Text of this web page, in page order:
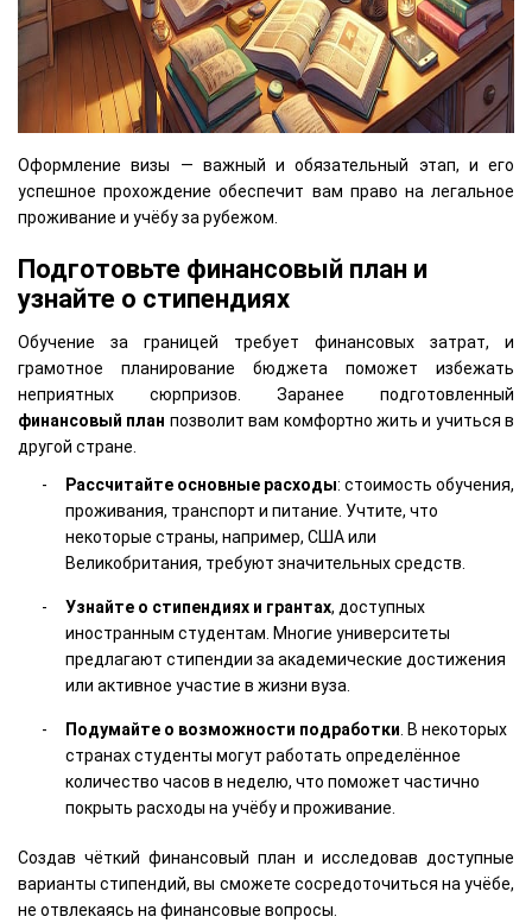
Оформление визы — важный и обязательный этап, и его
успешное прохождение обеспечит вам право на легальное
проживание и учёбу за рубежом.
Подготовьте финансовый план и
узнайте о стипендиях
Обучение за границей требует финансовых затрат, и
грамотное планирование бюджета поможет избежать
неприятных сюрпризов. Заранее подготовленный
финансовый план позволит вам комфортно жить и учиться в
другой стране.
Рассчитайте основные расходы: стоимость обучения,
проживания, транспорт и питание. Учтите, что
некоторые страны, например, США или
Великобритания, требуют значительных средств.
Узнайте о стипендиях и грантах, доступных
иностранным студентам. Многие университеты
предлагают стипендии за академические достижения
или активное участие в жизни вуза.
Подумайте о возможности подработки. В некоторых
странах студенты могут работать определённое
количество часов в неделю, что поможет частично
покрыть расходы на учёбу и проживание.
Создав чёткий финансовый план и исследовав доступные
варианты стипендий, вы сможете сосредоточиться на учёбе,
не отвлекаясь на финансовые вопросы.